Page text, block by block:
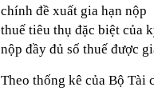
chính đề xuất gia hạn nộp
thuế tiêu thụ đặc biệt của
nộp đầy đủ số thuế được
Theo thống kê của Bộ Tài